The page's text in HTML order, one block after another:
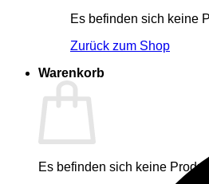
Es befinden sich keine
Zurück zum Shop
Warenkorb
Es befinden sich keine